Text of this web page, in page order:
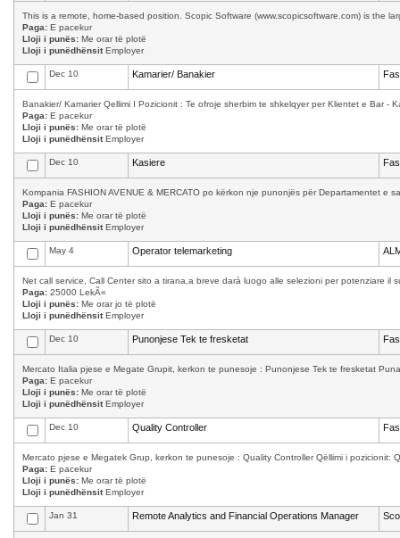
This is a remote, home-based position. Scopic Software (www.scopicsoftware.com) is the
Paga: E pacekur
Lloji i punës: Me orar të plotë
Lloji i punëdhënsitEmployer
Dec 10 Kamarier/ Banakier
Banakier/ Kamarier Qellimi I Pozicionit : Te ofroje sherbim te shkelqyer per Klientet e Bar -
Paga: E pacekur
Lloji i punës: Me orar të plotë
Lloji i punëdhënsitEmployer
Dec 10 Kasiere
Kompania FASHION AVENUE & MERCATO po kërkon nje punonjës për Departamentet e
Paga: E pacekur
Lloji i punës: Me orar të plotë
Lloji i punëdhënsitEmployer
May 4 Operator telemarketing
Net call service, Call Center sito a tirana,a breve darà luogo alle selezioni per potenziare il
Paga: 25000 LekÃ«
Lloji i punës: Me orar jo të plotë
Lloji i punëdhënsitEmployer
Dec 10 Punonjese Tek te fresketat
Mercato Italia pjese e Megate Grupit, kerkon te punesoje : Punonjese Tek te fresketat
Paga: E pacekur
Lloji i punës: Me orar të plotë
Lloji i punëdhënsitEmployer
Dec 10 Quality Controller
Mercato pjese e Megatek Grup, kerkon te punesoje : Quality Controller Qëllimi i pozicionit:
Paga: E pacekur
Lloji i punës: Me orar të plotë
Lloji i punëdhënsitEmployer
Jan 31 Remote Analytics and Financial Operations Manager